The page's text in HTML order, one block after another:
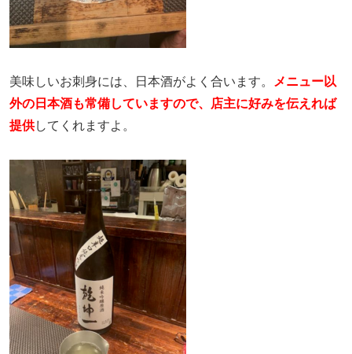
美味しいお刺身には、日本酒がよく合います。
メニュー以
外の日本酒も常備していますので、店主に好みを伝えれば
提供してくれますよ。